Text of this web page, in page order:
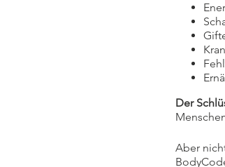
Der
Aber